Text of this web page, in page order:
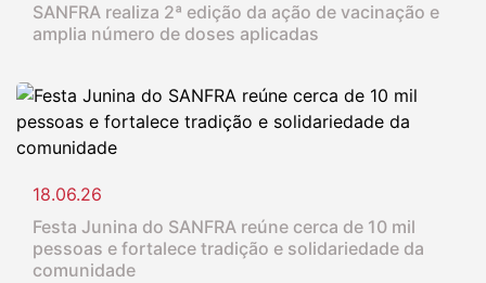
SANFRA realiza 2ª edição da ação de vacinação e
amplia número de doses aplicadas
18.06.26
Festa Junina do SANFRA reúne cerca de 10 mil
pessoas e fortalece tradição e solidariedade da
comunidade